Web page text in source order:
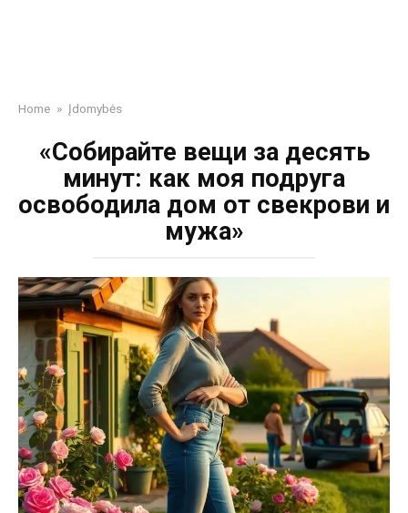
Home » Įdomybės
«Собирайте вещи за десять
минут: как моя подруга
освободила дом от свекрови и
мужа»